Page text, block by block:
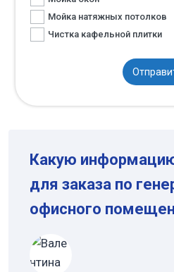
Мойка натяжных потолков
Чистка кафельной плитки
Какую
для заказа по
офисного